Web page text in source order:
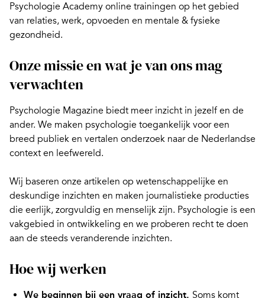
Psychologie Academy online trainingen op het gebied
van relaties, werk, opvoeden en mentale & fysieke
gezondheid.
Onze missie en wat je van ons mag
verwachten
Psychologie Magazine biedt meer inzicht in jezelf en de
ander. We maken psychologie toegankelijk voor een
breed publiek en vertalen onderzoek naar de Nederlandse
context en leefwereld.
Wij baseren onze artikelen op wetenschappelijke en
deskundige inzichten en maken journalistieke producties
die eerlijk, zorgvuldig en menselijk zijn. Psychologie is een
vakgebied in ontwikkeling en we proberen recht te doen
aan de steeds veranderende inzichten.
Hoe wij werken
We beginnen bij een vraag of inzicht. Soms komt